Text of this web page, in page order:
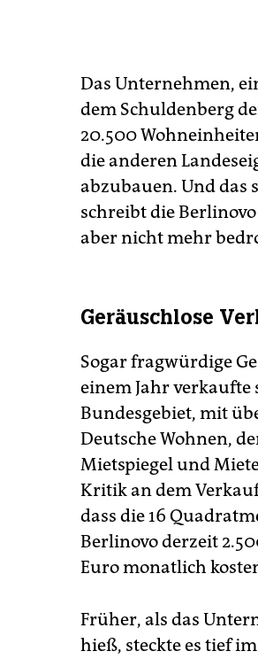
Das Unternehmen,
dem Schuldenberg
20.500
die anderen
abzubauen. Und das
schreibt die
aber nicht mehr
Geräuschlose
Sogar fragwürdige
einem Jahr verkaufte
Bundesgebiet, mit
Deutsche Wohnen,
Mietspiegel und
Kritik an dem
dass die 16
Berlinovo derzeit
Euro monatlich
Früher, als das
hieß, steckte es tief